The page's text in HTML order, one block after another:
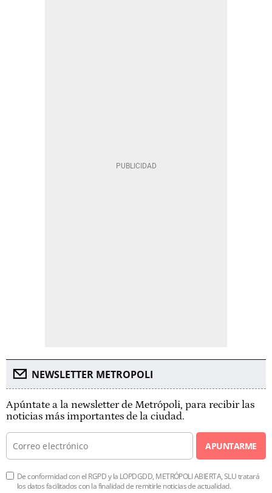
NEWSLETTER METROPOLI
Apúntate a la newsletter de Metrópoli, para recibir las
noticias más importantes de la ciudad.
APUNTARME
De conformidad con el RGPD y la LOPDGDD, METRÓPOLI ABIERTA, SLU tratará
los datos facilitados con la finalidad de remitirle noticias de actualidad.